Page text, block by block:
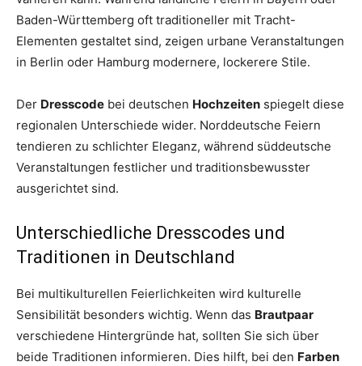
Baden-Württemberg oft traditioneller mit Tracht-
Elementen gestaltet sind, zeigen urbane Veranstaltungen
in Berlin oder Hamburg modernere, lockerere Stile.
Der Dresscode bei deutschen Hochzeiten spiegelt diese
regionalen Unterschiede wider. Norddeutsche Feiern
tendieren zu schlichter Eleganz, während süddeutsche
Veranstaltungen festlicher und traditionsbewusster
ausgerichtet sind.
Unterschiedliche Dresscodes und
Traditionen in Deutschland
Bei multikulturellen Feierlichkeiten wird kulturelle
Sensibilität besonders wichtig. Wenn das Brautpaar
verschiedene Hintergründe hat, sollten Sie sich über
beide Traditionen informieren. Dies hilft, bei den Farben